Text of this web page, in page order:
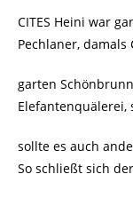
CITES Heini war
Pechlaner, damals
garten
Elefantenquälerei,
sollte es auch
So schließt sich